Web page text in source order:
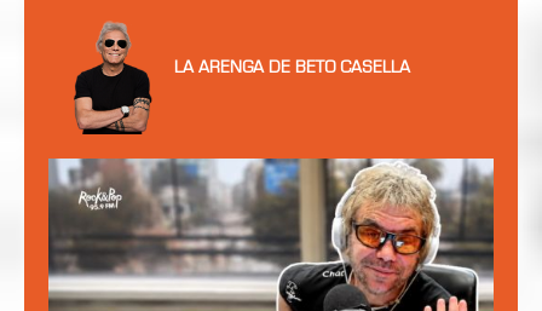
LA ARENGA DE BETO CASELLA